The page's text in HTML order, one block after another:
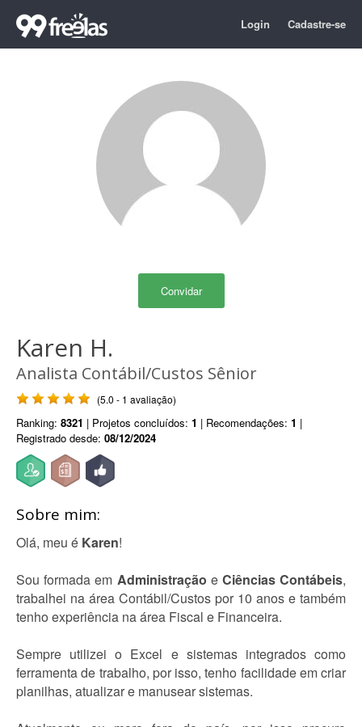
Login Cadastre-se
Convidar
Karen H.
Analista Contábil/Custos Sênior
(5.0 - 1 avaliação)
Ranking: 8321 | Projetos concluídos: 1 | Recomendações: 1 |
Registrado desde: 08/12/2024
Sobre mim:
Olá, meu é Karen!
Sou formada em Administração e Ciências Contábeis,
trabalhei na área Contábil/Custos por 10 anos e também
tenho experiência na área Fiscal e Financeira.
Sempre utilizei o Excel e sistemas integrados como
ferramenta de trabalho, por isso, tenho facilidade em criar
planilhas, atualizar e manusear sistemas.